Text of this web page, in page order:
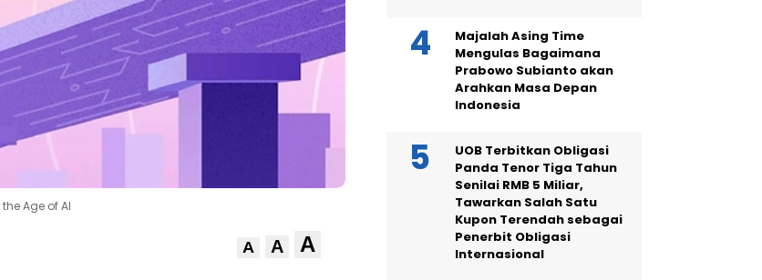
Age of AI
A A A
Majalah Asing Time
Mengulas Bagaimana
Prabowo Subianto akan
Arahkan Masa Depan
Indonesia
UOB Terbitkan Obligasi
Panda Tenor Tiga Tahun
Senilai RMB 5 Miliar,
Tawarkan Salah Satu
Kupon Terendah sebagai
Penerbit Obligasi
Internasional